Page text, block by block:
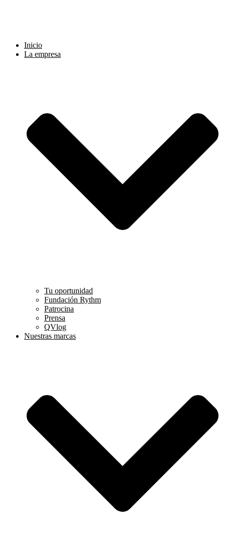
Inicio
La empresa
Tu oportunidad
Fundación Rythm
Patrocina
Prensa
QVlog
Nuestras marcas